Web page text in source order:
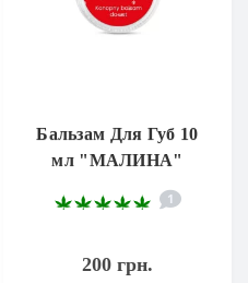
Бальзам Для Губ 10
мл "МАЛИНА"
1
200 грн.